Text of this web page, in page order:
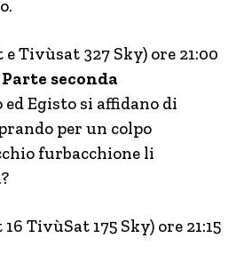
e Tivùsat 327 Sky) ore 21:00
seconda
Egisto si affidano di
per un colpo
furbacchione li
TivùSat 175 Sky) ore 21:15